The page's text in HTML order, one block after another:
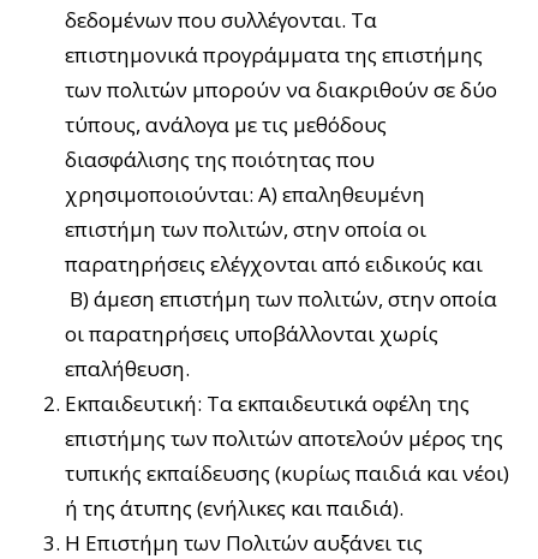
δεδομένων που συλλέγονται. Τα
επιστημονικά προγράμματα της επιστήμης
των πολιτών μπορούν να διακριθούν σε δύο
τύπους, ανάλογα με τις μεθόδους
διασφάλισης της ποιότητας που
χρησιμοποιούνται: Α) επαληθευμένη
επιστήμη των πολιτών, στην οποία οι
παρατηρήσεις ελέγχονται από ειδικούς και
Β) άμεση επιστήμη των πολιτών, στην οποία
οι παρατηρήσεις υποβάλλονται χωρίς
επαλήθευση.
Εκπαιδευτική: Τα εκπαιδευτικά οφέλη της
επιστήμης των πολιτών αποτελούν μέρος της
τυπικής εκπαίδευσης (κυρίως παιδιά και νέοι)
ή της άτυπης (ενήλικες και παιδιά).
Η Επιστήμη των Πολιτών αυξάνει τις